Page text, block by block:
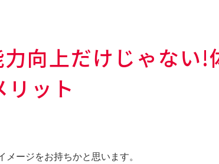
向上だけじゃない!
リット
ージをお持ちかと思います。